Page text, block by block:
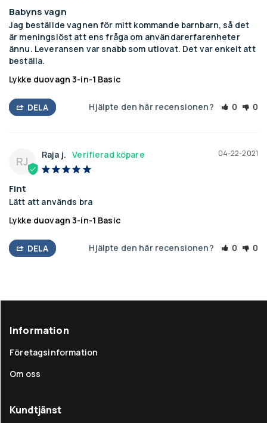
Babyns vagn
Jag beställde vagnen för mitt kommande barnbarn, så det
är meningslöst att ens fråga om användarerfarenheter
ännu. Leveransen var snabb som utlovat. Det var enkelt att
beställa.
Lykke duovagn 3-in-1 Basic
DELA Hjälpte den här recensionen? 0 0
RJ
04-22-2021
Raja j.
Fint
Lätt att används bra
Lykke duovagn 3-in-1 Basic
DELA Hjälpte den här recensionen? 0 0
Information
Företagsinformation
Om oss
Kundtjänst